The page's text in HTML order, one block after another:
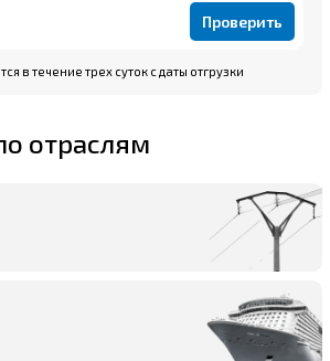
Проверить
в течение трех суток с даты отгрузки
отраслям